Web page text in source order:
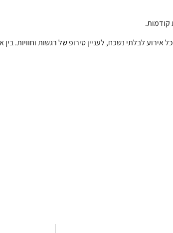
קודמות.
לבלתי נשכח, לעניין סירופ של רגשות וחוויות.